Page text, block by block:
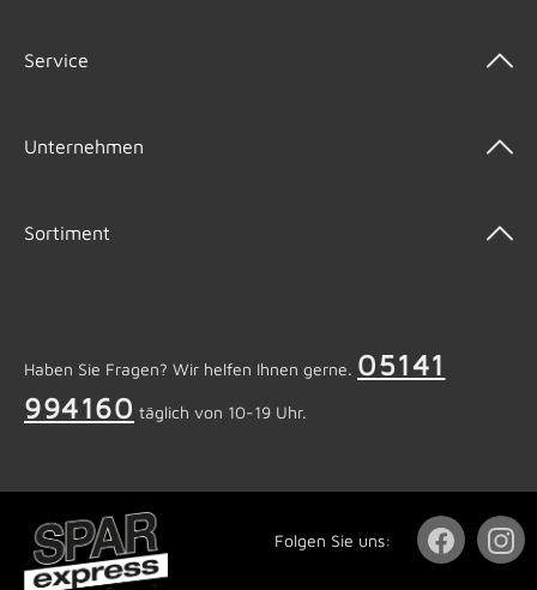
Service
Unternehmen
Sortiment
Haben Sie Fragen? Wir helfen Ihnen gerne. 05141
994160 täglich von 10-19 Uhr.
Folgen Sie uns: